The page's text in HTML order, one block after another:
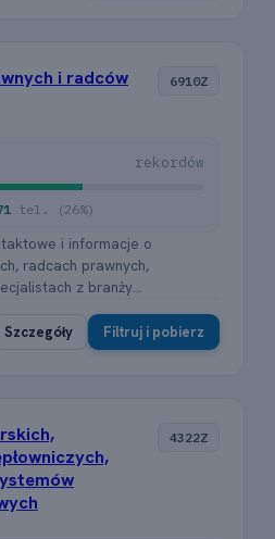
i radców
6910Z
rekordów
tel. (26%)
i informacje o
radcach prawnych,
z branży...
Szczegóły Filtruj i pobierz
4322Z